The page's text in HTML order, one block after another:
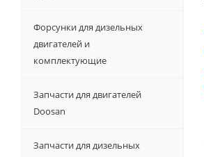
Форсунки для дизельных
двигателей и
комплектующие
Запчасти для двигателей
Doosan
Запчасти для дизельных